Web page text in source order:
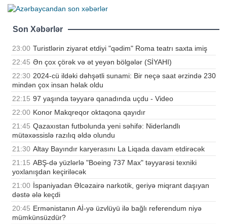
Son Xəbərlər
23:00 Turistlərin ziyarət etdiyi "qədim" Roma teatrı saxta imiş
22:45 Ən çox çörək və ət yeyən bölgələr (SİYAHI)
22:30 2024-cü ildəki dəhşətli sunami: Bir neçə saat ərzində 230
mindən çox insan həlak oldu
22:15 97 yaşında təyyarə qanadında uçdu - Video
22:00 Konor Makqreqor oktaqona qayıdır
21:45 Qazaxıstan futbolunda yeni səhifə: Niderlandlı
mütəxəssislə razılıq əldə olundu
21:30 Altay Bayındır karyerasını La Liqada davam etdirəcək
21:15 ABŞ-də yüzlərlə "Boeing 737 Max" təyyarəsi texniki
yoxlanışdan keçiriləcək
21:00 İspaniyadan Əlcəzairə narkotik, geriyə miqrant daşıyan
dəstə ələ keçdi
20:45 Ermənistanın Aİ-yə üzvlüyü ilə bağlı referendum niyə
mümkünsüzdür?